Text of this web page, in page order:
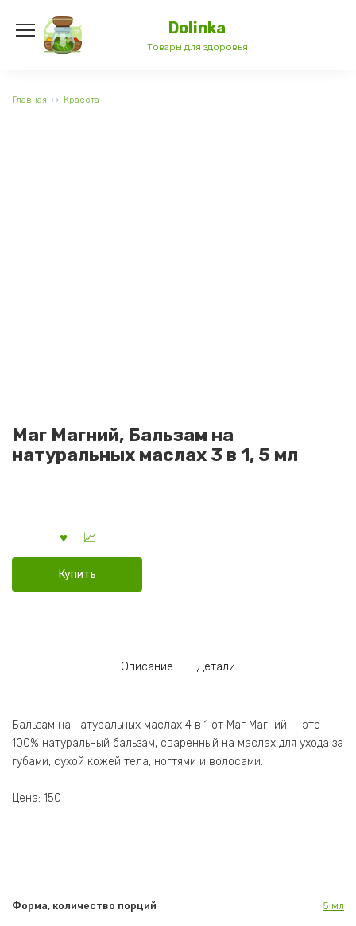
содержанию
Dolinka
Товары для здоровья
Главная Красота
Маг Магний, Бальзам на
натуральных маслах 3 в 1, 5 мл
Купить
Описание Детали
Бальзам на натуральных маслах 4 в 1 от Маг Магний — это
100% натуральный бальзам, сваренный на маслах для ухода за
губами, сухой кожей тела, ногтями и волосами.
Цена: 150
Форма, количество порций 5 мл